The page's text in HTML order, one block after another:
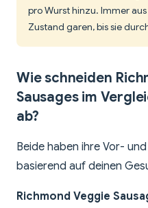
pro Wurst hinzu. Immer
Zustand garen, bis sie
Wie schneiden
Sausages im
ab?
Beide haben ihre Vor-
basierend auf deinen
Richmond Veggie